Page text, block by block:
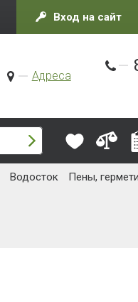
Вход на сайт
Адреса
Водосток Пены,